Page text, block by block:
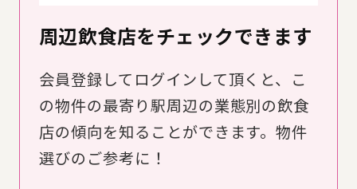
周辺飲食店をチェックできます
会員登録してログインして頂くと、こ
の物件の最寄り駅周辺の業態別の飲食
店の傾向を知ることができます。物件
選びのご参考に！